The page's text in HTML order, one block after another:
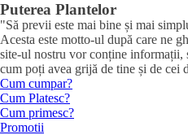
Puterea Plantelor
"Să previi este mai bine și mai
Acesta este motto-ul după care ne
site-ul nostru vor conține informații,
cum poți avea grijă de tine și de cei
Cum cumpar?
Cum Platesc?
Cum primesc?
Promotii